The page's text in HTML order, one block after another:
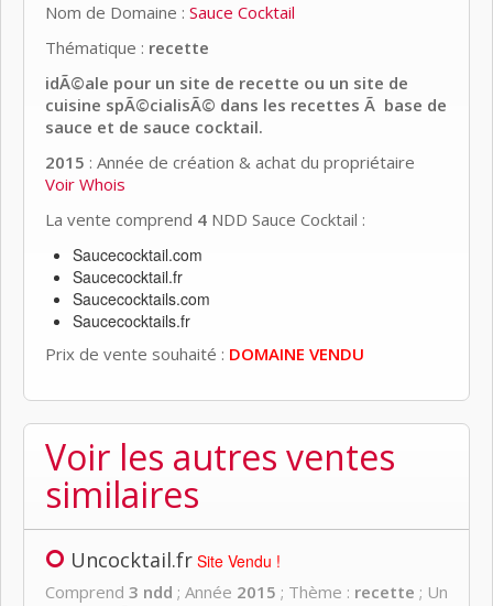
Nom de Domaine : Sauce Cocktail
Thématique : recette
idÃ©ale pour un site de recette ou un site de
cuisine spÃ©cialisÃ© dans les recettes Ã base de
sauce et de sauce cocktail.
2015 : Année de création & achat du propriétaire
Voir Whois
La vente comprend 4 NDD Sauce Cocktail :
Saucecocktail.com
Saucecocktail.fr
Saucecocktails.com
Saucecocktails.fr
Prix de vente souhaité : DOMAINE VENDU
Voir les autres ventes
similaires
Uncocktail.fr Site Vendu !
Comprend 3 ndd ; Année 2015 ; Thème : recette ; Un